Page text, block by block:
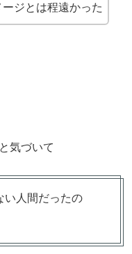
ジとは程遠かった
気づいて
い人間だったの